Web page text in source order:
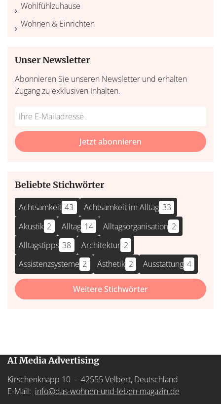
Wohlfühlzuhause
Wohnen & Einrichten
Unser Newsletter
Abonnieren Sie unseren Newsletter und erhalten
Zugang zu exklusiven Inhalten.
Do
fill
this
*Ihre
Mailadresse:
Jetzt abonnieren
Beliebte Stichwörter
Achtsamkeit 43 Achtsamkeit im Alltag 33
Akustik 2 Alltag 14 Alltagsorganisation 2
Alltagstipps 38 Architektur 2
Assistenzsysteme 2 Ästhetik 2 Ausstattung 4
Weitere Stichwörter
AI Media Advertising
Kirschenknapp 10 - 42555 Velbert, Deutschland
E-Mail: info@das-wohnen-und-leben-magazin.de